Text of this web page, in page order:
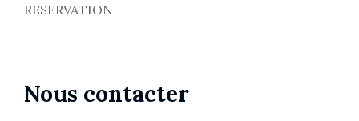
RESERVATION
Nous contacter